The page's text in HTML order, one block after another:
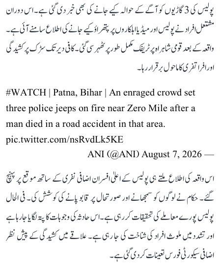
پولیس کی 3 گاڑیوں کو آگے کے حوالہ کیے جانے کی بھی خبر دی گئی ہے۔ اس دوران
مشتعل افراد نے پولیس اور میڈیا اہلکاروں پر پتھراؤ کیے جانے کی اطلاع سامنے آئی ہے۔
واقعہ کے بعد قومی شاہراہ پر ٹریفک مکمل طور پر ٹھہر سی گئی۔ کافی دیر تک سڑک پر کشیدگی
اور افراتفری کا ماحول برقرار رہا۔
#WATCH | Patna, Bihar | An enraged crowd set
three police jeeps on fire near Zero Mile after a
man died in a road accident in that area.
pic.twitter.com/nsRvdLk5KE
— ANI (@ANI)
August 7, 2026
اس واقعہ کی اطلاع ملتے ہی پولیس کے اعلیٰ افسران اضافی نفری کے ساتھ موقع پر پہنچ
گئے۔ حکام نے لوگوں کو سمجھانے اور صورتحال پر قابو پانے کی کوشش کی۔ فی الحال
پولیس پورے معاملے کی تحقیقات کر رہی ہے۔ اس حادثہ کی وجوہات کا پتہ لگایا جا رہا ہے
اور تشدد میں ملوث افراد کی شناخت کی جا رہی ہے۔ علاقے میں کشیدگی کے پیش نظر
اضافی سیکورٹی فورس تعینات کر دی گئی ہے۔